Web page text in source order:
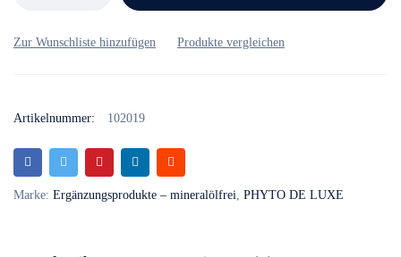
Artikelnummer: 102019
Marke: Ergänzungsprodukte – mineralölfrei, PHYTO DE LUXE